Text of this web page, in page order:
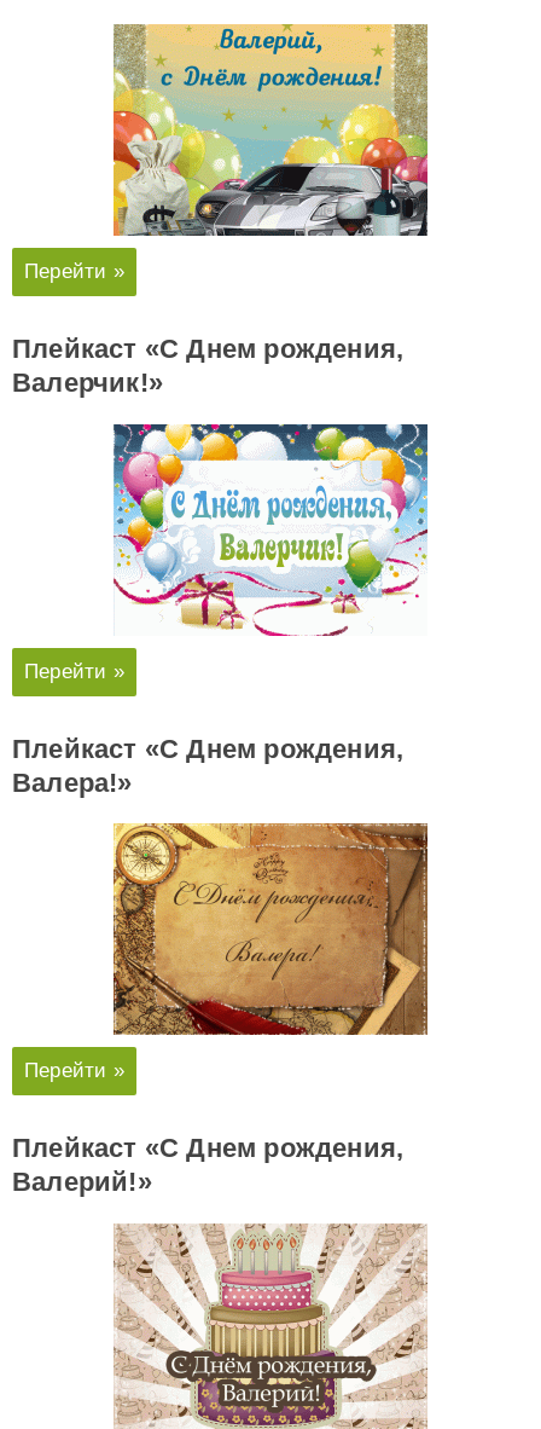
Перейти »
Плейкаст «С Днем рождения,
Валерчик!»
Перейти »
Плейкаст «С Днем рождения,
Валера!»
Перейти »
Плейкаст «С Днем рождения,
Валерий!»